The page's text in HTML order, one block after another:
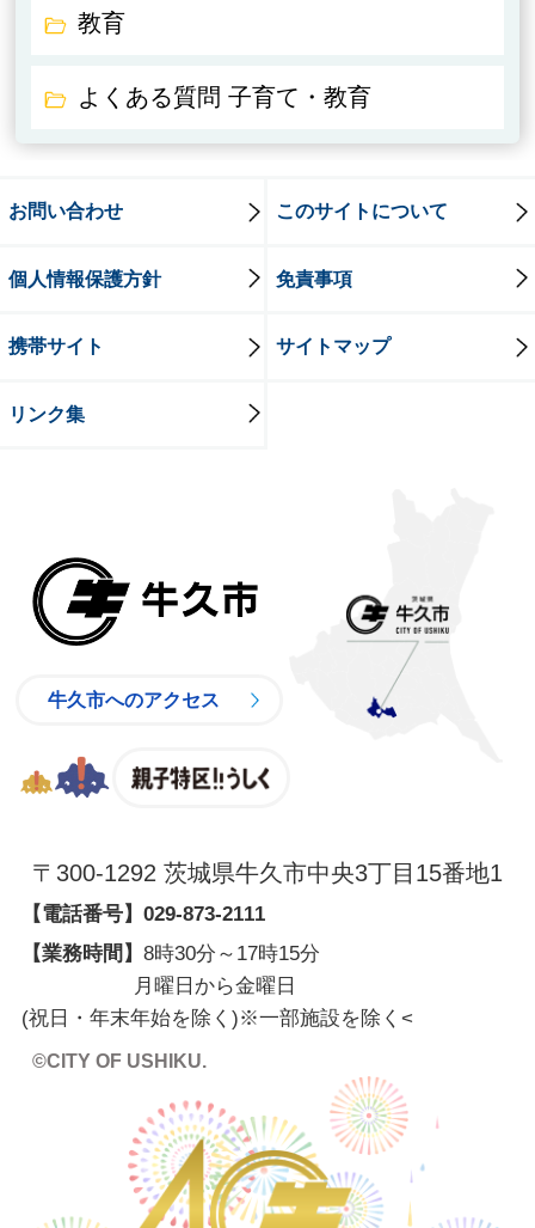
教育
よくある質問 子育て・教育
お問い合わせ このサイトについて
個人情報保護方針 免責事項
携帯サイト サイトマップ
リンク集
牛久市へのアクセス
〒300-1292 茨城県牛久市中央3丁目15番地1
【電話番号】 029-873-2111
【業務時間】 8時30分～17時15分
月曜日から金曜日
(祝日・年末年始を除く)※一部施設を除く <
©CITY OF USHIKU.